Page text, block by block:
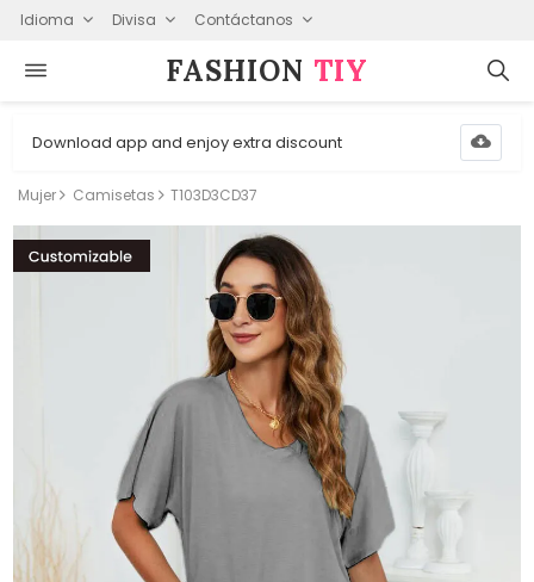
Idioma Divisa Contáctanos
FASHION⁠ TIY
Download app and enjoy extra discount
Mujer Camisetas T103D3CD37